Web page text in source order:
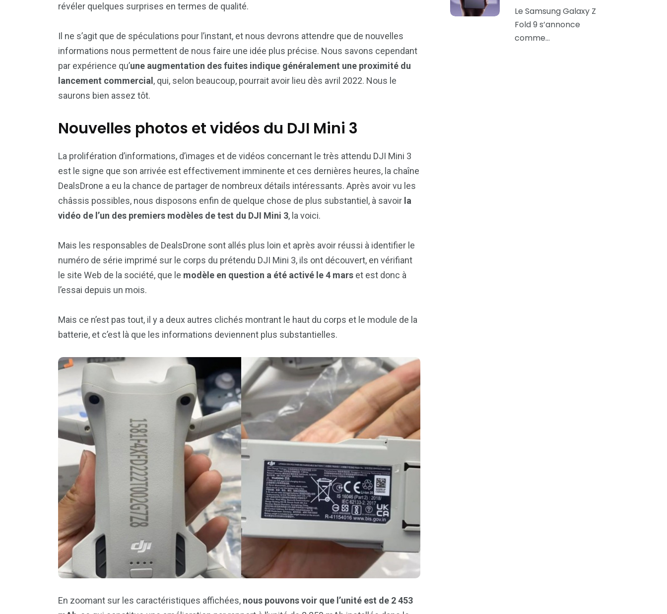
révéler quelques surprises en termes de qualité.
Il ne s’agit que de spéculations pour l’instant, et nous devrons attendre que de nouvelles
informations nous permettent de nous faire une idée plus précise. Nous savons cependant
par expérience qu’une augmentation des fuites indique généralement une proximité du
lancement commercial , qui, selon beaucoup, pourrait avoir lieu dès avril 2022. Nous le
saurons bien assez tôt.
Nouvelles photos et vidéos du DJI Mini 3
La prolifération d’informations, d’images et de vidéos concernant le très attendu DJI Mini 3
est le signe que son arrivée est effectivement imminente et ces dernières heures, la chaîne
DealsDrone a eu la chance de partager de nombreux détails intéressants. Après avoir vu les
châssis possibles, nous disposons enfin de quelque chose de plus substantiel, à savoir la
vidéo de l’un des premiers modèles de test du DJI Mini 3, la voici.
Mais les responsables de DealsDrone sont allés plus loin et après avoir réussi à identifier le
numéro de série imprimé sur le corps du prétendu DJI Mini 3, ils ont découvert, en vérifiant
le site Web de la société, que le modèle en question a été activé le 4 mars et est donc à
l’essai depuis un mois.
Mais ce n’est pas tout, il y a deux autres clichés montrant le haut du corps et le module de la
batterie, et c’est là que les informations deviennent plus substantielles.
En zoomant sur les caractéristiques affichées, nous pouvons voir que l’unité est de 2 453
Le Samsung Galaxy Z
Fold 9 s’annonce
comme…